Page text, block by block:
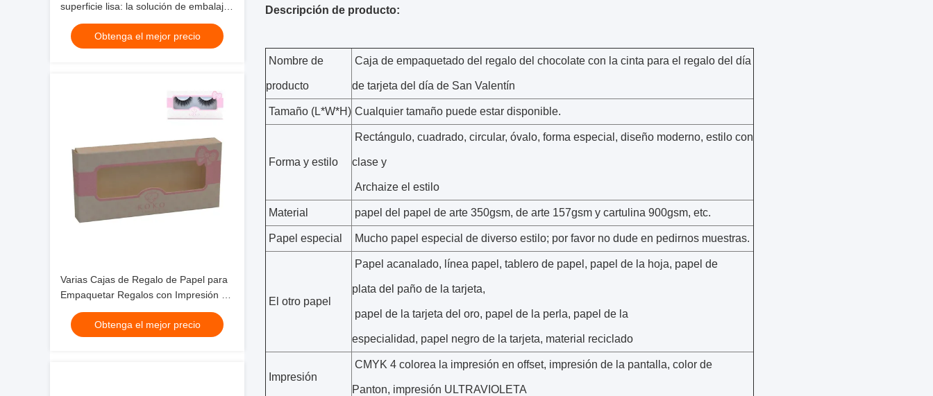
superficie lisa: la solución de embalaje
perfecta para diversas aplicaciones
Obtenga el mejor precio
Varias Cajas de Regalo de Papel para
Empaquetar Regalos con Impresión Sí
y Impresión
Obtenga el mejor precio
Descripción de producto:
Nombre de
producto
Caja de empaquetado del regalo del chocolate con la cinta para el regalo del día
de tarjeta del día de San Valentín
Tamaño (L*W*H) Cualquier tamaño puede estar disponible.
Forma y estilo
Rectángulo, cuadrado, circular, óvalo, forma especial, diseño moderno, estilo con
clase y
Archaize el estilo
Material papel del papel de arte 350gsm, de arte 157gsm y cartulina 900gsm, etc.
Papel especial Mucho papel especial de diverso estilo; por favor no dude en pedirnos muestras.
El otro papel
Papel acanalado, línea papel, tablero de papel, papel de la hoja, papel de
plata del paño de la tarjeta,
papel de la tarjeta del oro, papel de la perla, papel de la
especialidad, papel negro de la tarjeta, material reciclado
Impresión
CMYK 4 colorea la impresión en offset, impresión de la pantalla, color de
Panton, impresión ULTRAVIOLETA